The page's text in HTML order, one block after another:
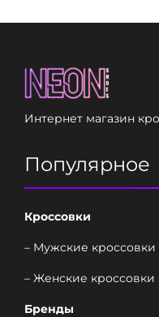
Интернет магазин
Популярное
Кроссовки
– Мужские кроссовки
– Женские кроссовки
Бренды